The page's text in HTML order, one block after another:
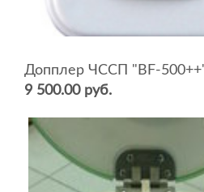
9 500.00 руб.